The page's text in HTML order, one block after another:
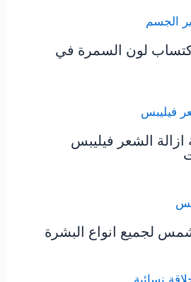
لون السمرة في
ازالة الشعر فيليبس